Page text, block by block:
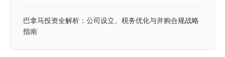
巴拿马投资全解析：公司设立、税务优化与并购合规战略
指南